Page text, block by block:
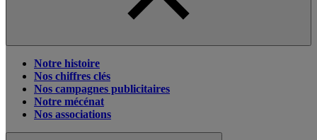
Notre histoire
Nos chiffres clés
Nos campagnes publicitaires
Notre mécénat
Nos associations